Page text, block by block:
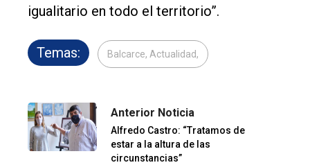
igualitario en todo el territorio”.
Temas: Balcarce, Actualidad,
Anterior Noticia
Alfredo Castro: “Tratamos de
estar a la altura de las
circunstancias”